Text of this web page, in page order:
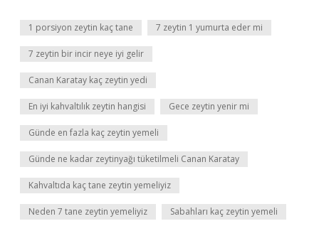
1 porsiyon zeytin kaç tane 7 zeytin 1 yumurta eder mi
7 zeytin bir incir neye iyi gelir
Canan Karatay kaç zeytin yedi
En iyi kahvaltılık zeytin hangisi Gece zeytin yenir mi
Günde en fazla kaç zeytin yemeli
Günde ne kadar zeytinyağı tüketilmeli Canan Karatay
Kahvaltıda kaç tane zeytin yemeliyiz
Neden 7 tane zeytin yemeliyiz Sabahları kaç zeytin yemeli